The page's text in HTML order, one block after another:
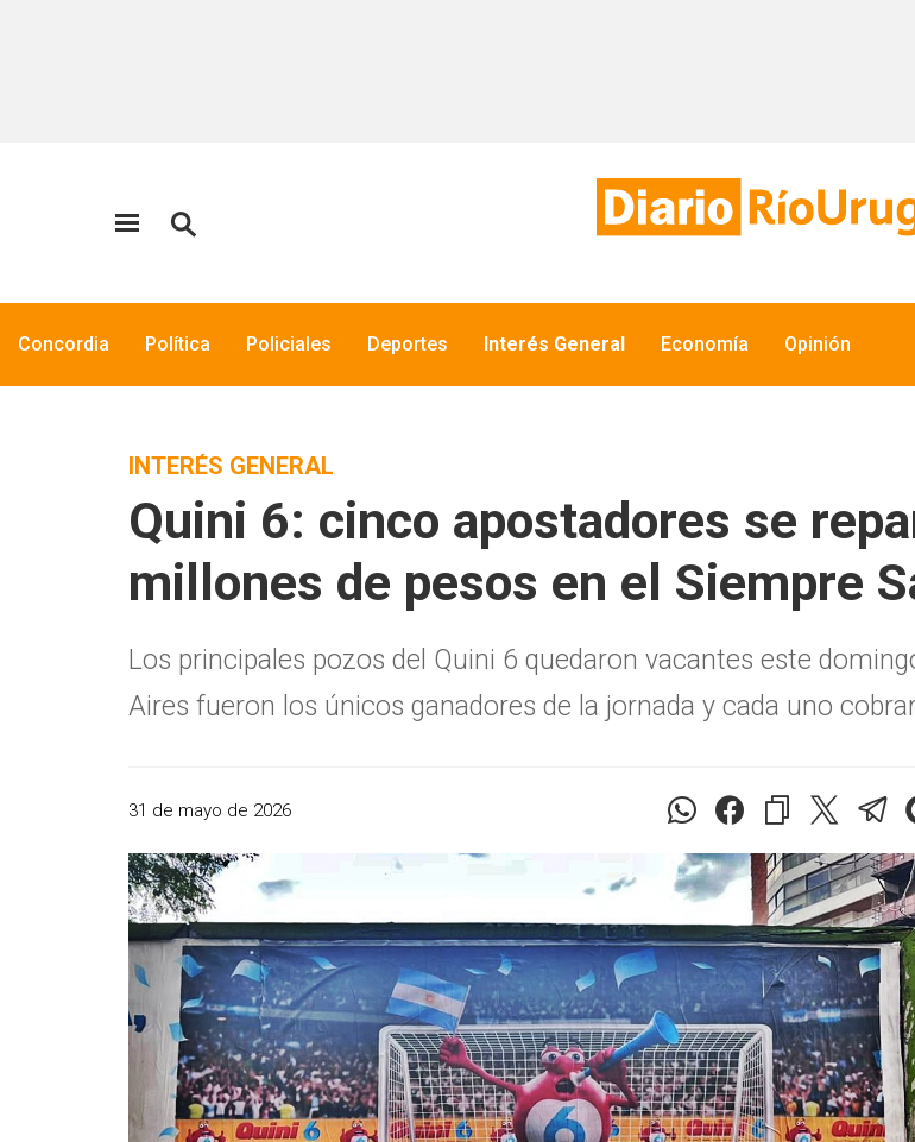
Concordia Política Policiales Deportes Interés General Economía Opinión
INTERÉS GENERAL
Quini 6: cinco apostadores se
millones de pesos en el Siempre
Los principales pozos del Quini 6 quedaron vacantes este
Aires fueron los únicos ganadores de la jornada y cada uno
31 de mayo de 2026